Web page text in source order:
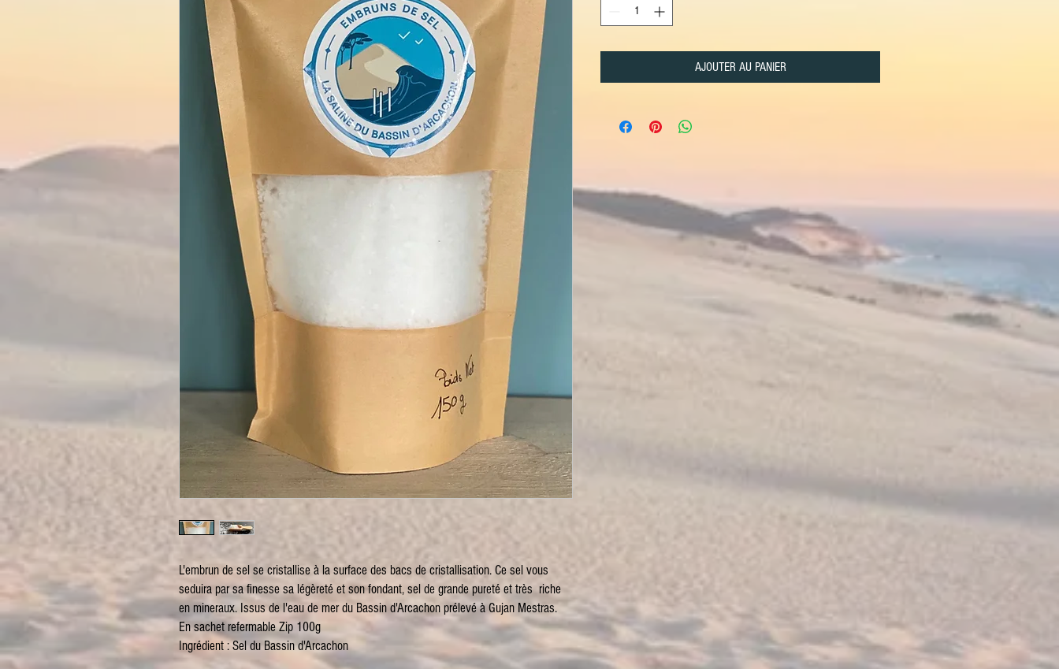
L'embrun de sel se cristallise à la surface des bacs de cristallisation. Ce sel vous
seduira par sa finesse sa légèreté et son fondant, sel de grande pureté et très riche
en mineraux. Issus de l'eau de mer du Bassin d'Arcachon prélevé à Gujan Mestras.
En sachet refermable Zip 100g
Ingrédient : Sel du Bassin d'Arcachon
AJOUTER AU PANIER